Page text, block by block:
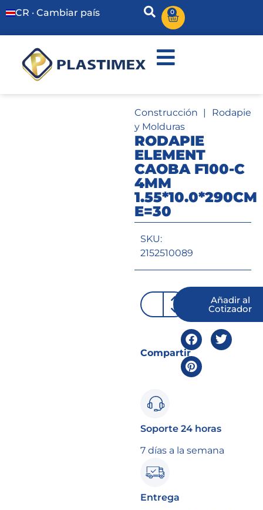
CR · Cambiar país 0
Construcción | Rodapie
y Molduras
RODAPIE
ELEMENT
CAOBA F100-C
4MM
1.55*10.0*290CM
E=30
SKU:
2152510089
Añadir al
Cotizador
Compartir
Soporte 24 horas
7 días a la semana
Entrega